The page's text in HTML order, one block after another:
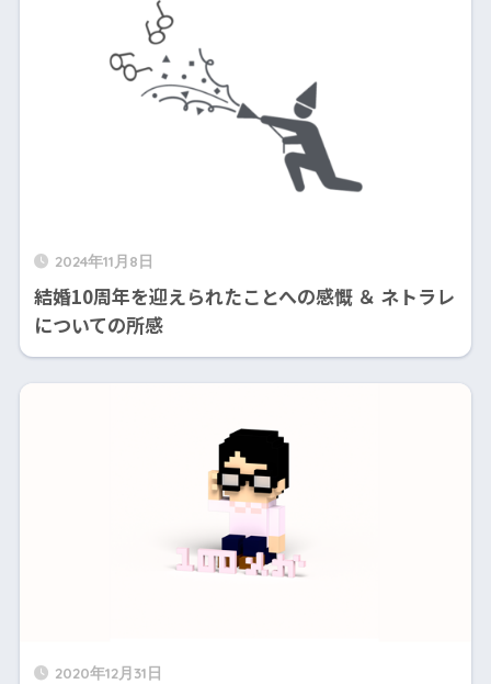
2024年11月8日
結婚10周年を迎えられたことへの感慨 ＆ ネトラレ
についての所感
2020年12月31日